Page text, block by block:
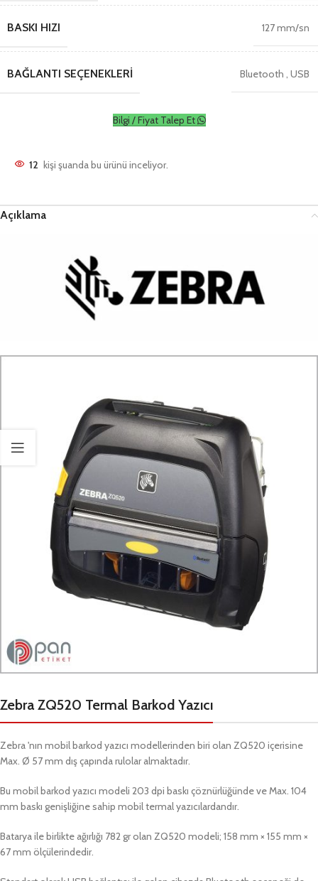
BASKI HIZI 127 mm/sn
BAĞLANTI SEÇENEKLERI Bluetooth , USB
Bilgi / Fiyat Talep Et
12 kişi şuanda bu ürünü inceliyor.
Açıklama
Zebra ZQ520 Termal Barkod Yazıcı
Zebra 'nın mobil barkod yazıcı modellerinden biri olan ZQ520 içerisine
Max. Ø 57 mm dış çapında rulolar almaktadır.
Bu mobil barkod yazıcı modeli 203 dpi baskı çöznürlüğünde ve Max. 104
mm baskı genişliğine sahip mobil termal yazıcılardandır.
Batarya ile birlikte ağırlığı 782 gr olan ZQ520 modeli; 158 mm × 155 mm ×
67 mm ölçülerindedir.